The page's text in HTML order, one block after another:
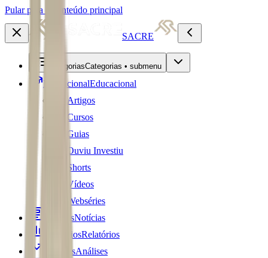
Pular para o conteúdo principal
SACRE
CategoriasCategorias • submenu
EducacionalEducacional
Artigos
Cursos
Guias
Ouviu Investiu
Shorts
Vídeos
Webséries
NotíciasNotícias
RelatóriosRelatórios
AnálisesAnálises